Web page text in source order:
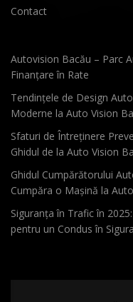
Contact
Autovision Bacău – Parc
Finanțare în Rate
Tendințele de Design
Moderne la Auto Vision
Sfaturi de Întreținere
Ghidul de la Auto Vision
Ghidul Cumpărătorului
Cumpăra o Mașină la
Siguranța în Trafic în
pentru un Condus în